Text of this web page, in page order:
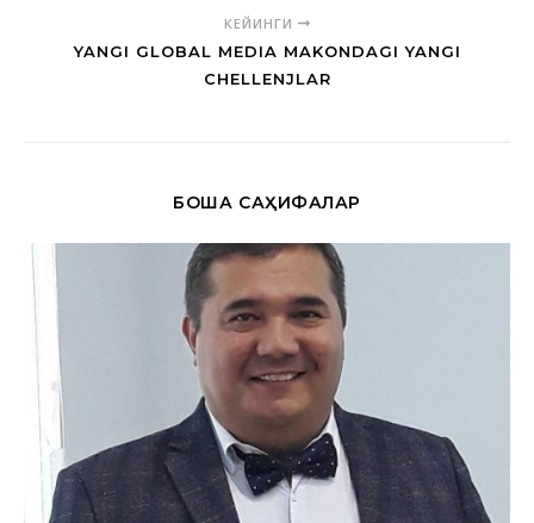
КЕЙИНГИ
YANGI GLOBAL MEDIA MAKONDAGI YANGI
CHELLENJLAR
БОШҚА САҲИФАЛАР